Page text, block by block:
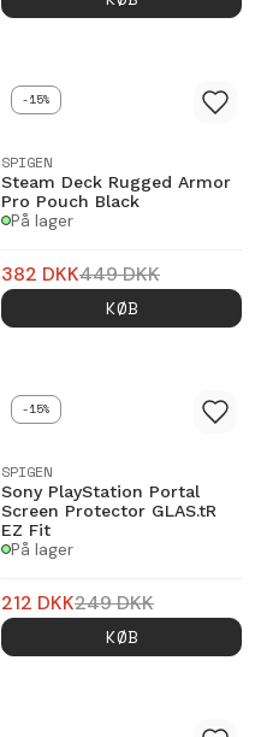
-15%
SPIGEN
Steam Deck Rugged Armor
Pro Pouch Black
På lager
382 DKK449DKK
KØB
-15%
SPIGEN
Sony PlayStation Portal
Screen Protector GLAS.tR
EZ Fit
På lager
212 DKK249DKK
KØB